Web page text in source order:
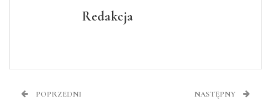
Redakcja
POPRZEDNI NASTĘPNY